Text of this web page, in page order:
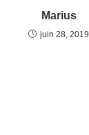
Marius
juin 28, 2019